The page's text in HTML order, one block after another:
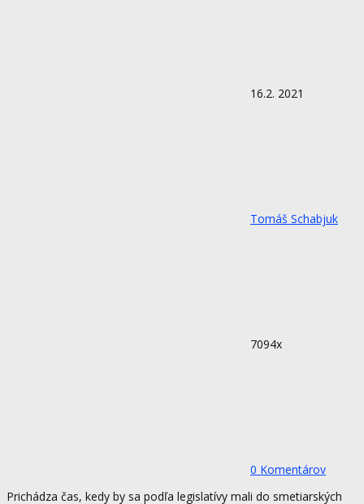
16.2. 2021
Tomáš Schabjuk
7094x
0 Komentárov
Prichádza čas, kedy by sa podľa legislatívy mali do smetiarských